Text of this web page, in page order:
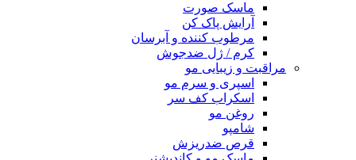
ماسک صورت
آرایش پاک کن
مرطوب کننده و آبرسان
کرم / ژل ضدجوش
مراقبت و زیبایی مو
اسپری و سرم مو
اسکراب کف سر
روغن مو
شامپو
قرص ضدریزش